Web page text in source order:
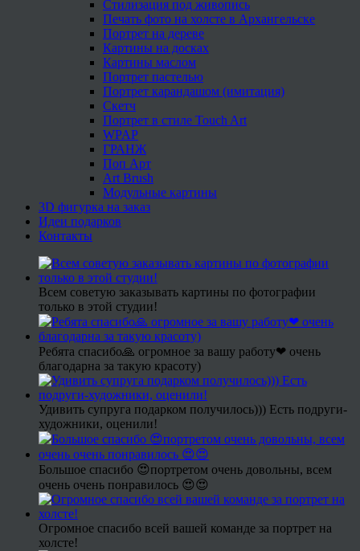
Стилизация под живопись
Печать фото на холсте в Архангельске
Портрет на дереве
Картины на досках
Картины маслом
Портрет пастелью
Портрет карандашом (имитация)
Скетч
Портрет в стиле Touch Art
WPAP
ГРАНЖ
Поп Арт
Art Brush
Модульные картины
3D фигурка на заказ
Идеи подарков
Контакты
Всем советую заказывать картины по фотографии
только в этой студии!
Ребята спасибо🙏 огромное за вашу работу❤ очень
благодарна за такую красоту)
Удивить супруга подарком получилось))) Есть подруги-
художники, оценили!
Большое спасибо 😍портретом очень довольны, всем
очень очень понравилось 😍😍
Огромное спасибо всей вашей команде за портрет на
холсте!